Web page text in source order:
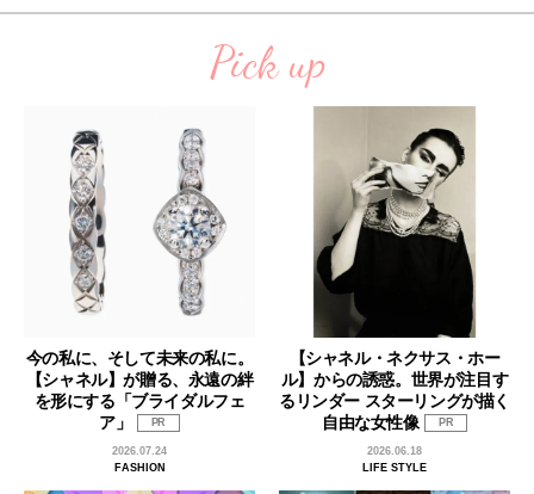
Pick up
今の私に、そして未来の私に。
【シャネル】が贈る、永遠の絆
を形にする「ブライダルフェ
ア」
PR
2026.07.24
FASHION
【シャネル・ネクサス・ホー
ル】からの誘惑。世界が注目す
るリンダー スターリングが描く
自由な女性像
PR
2026.06.18
LIFE STYLE